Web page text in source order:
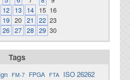
12 13 14 15 16
19 20 21 22 23
26 27 28 29 30
Tags
FM-7 FPGA FTA ISO 26262